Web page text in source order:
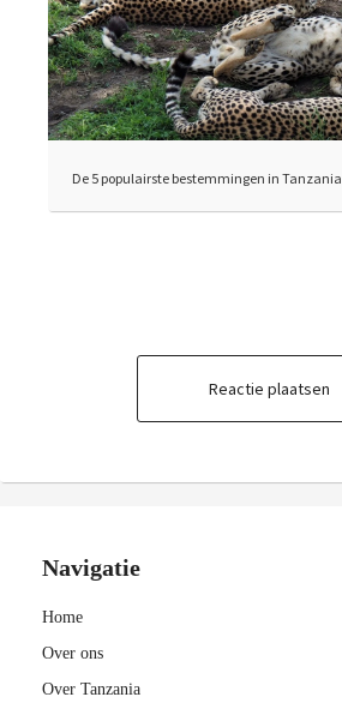
De 5 populairste bestemmingen in Tanzania
Reactie plaatsen
Navigatie
Home
Over ons
Over Tanzania